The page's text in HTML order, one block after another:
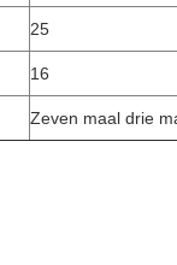
25
16
Zeven maal drie